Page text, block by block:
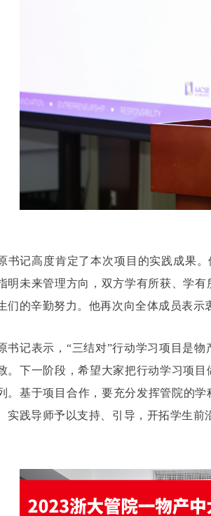
书记高度肯定了本次项目的实践成果
明未来管理方向，双方学有所获、学
们的辛勤努力。他再次向全体成员表示
书记表示，“三结对”行动学习项目是
。下一阶段，希望大家把行动学习项
。基于项目合作，要充分发挥管院的
实践导师予以支持、引导，开拓学生前